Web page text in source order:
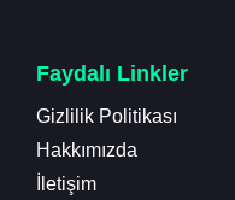
Faydalı Linkler
Gizlilik Politikası
Hakkımızda
İletişim